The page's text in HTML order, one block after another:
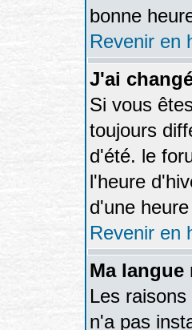
bonne
Revenir en
J'ai
Si vous
toujours
d'été. le
l'heure
d'une
Revenir en
Ma
Les
n'a pas